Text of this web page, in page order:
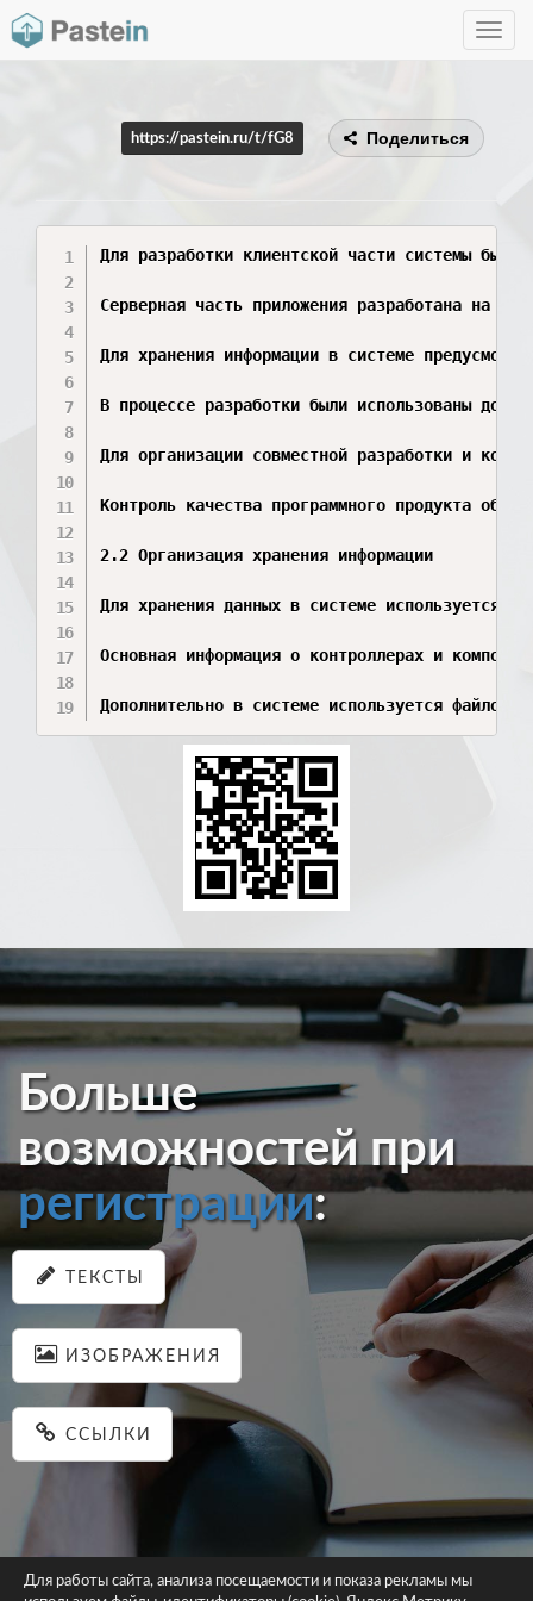
Toggle
https://pastein.ru/t/fG8 Поделиться
Для разработки клиентской части системы
Серверная часть приложения разработана на
Для хранения информации в системе
В процессе разработки были использованы
Для организации совместной разработки и
Контроль качества программного продукта
2.2 Организация хранения информации
Для хранения данных в системе используется
Основная информация о контроллерах и
Дополнительно в системе используется
Больше
возможностей при
регистрации:
ТЕКСТЫ
ИЗОБРАЖЕНИЯ
ССЫЛКИ
Для работы сайта, анализа посещаемости и показа рекламы мы